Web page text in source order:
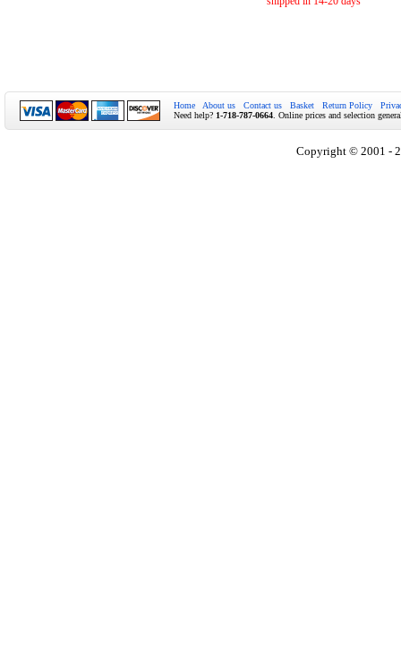
Home About us Contact us Basket Return Policy
Need help? 1-718-787-0664 . Online prices and selection
Copyright © 2001 -